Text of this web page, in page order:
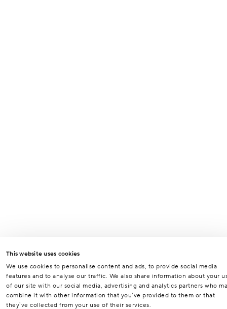
This website uses cookies
We use cookies to personalise content and ads, to provide social media
features and to analyse our traffic. We also share information about your
of our site with our social media, advertising and analytics partners who
combine it with other information that you’ve provided to them or that
they’ve collected from your use of their services.